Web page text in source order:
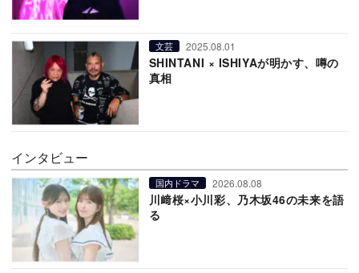
文芸 2025.08.01
SHINTANI × ISHIYAが明かす、噂の
真相
インタビュー
国内ドラマ 2026.08.08
川﨑桜×小川彩、乃木坂46の未来を語
る